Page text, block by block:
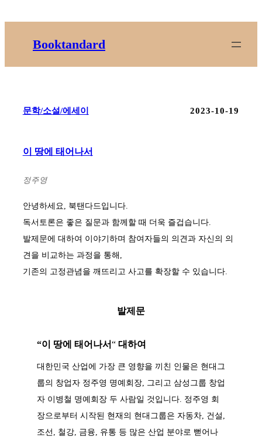
Booktandard
문학/소설/에세이 2023-10-19
이 땅에 태어나서
정주영
안녕하세요, 북탠다드입니다.
독서토론은 좋은 질문과 함께할 때 더욱 즐겁습니다.
발제문에 대하여 이야기하며 참여자들의 의견과 자신의 의
견을 비교하는 과정을 통해,
기존의 고정관념을 깨뜨리고 사고를 확장할 수 있습니다.
발제문
“이 땅에 태어나서“대하여
대한민국 산업에 가장 큰 영향을 끼친 인물은 현대그
룹의 창업자 정주영 명예회장, 그리고 삼성그룹 창업
자 이병철 명예회장 두 사람일 것입니다. 정주영 회
장으로부터 시작된 현재의 현대그룹은 자동차, 건설,
조선, 철강, 금융, 유통 등 많은 산업 분야로 뻗어나